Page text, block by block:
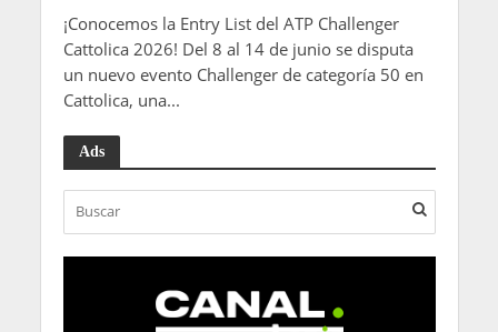
¡Conocemos la Entry List del ATP Challenger
Cattolica 2026! Del 8 al 14 de junio se disputa
un nuevo evento Challenger de categoría 50 en
Cattolica, una...
Ads